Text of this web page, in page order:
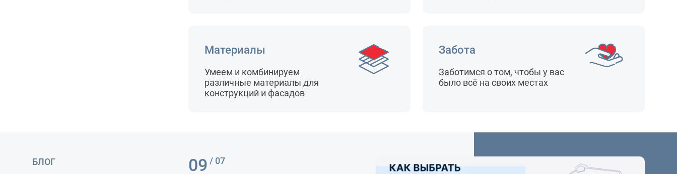
Материалы
Умеем и комбинируем
различные материалы для
конструкций и фасадов
Забота
Заботимся о том, чтобы у вас
было всё на своих местах
БЛОГ 09 / 07